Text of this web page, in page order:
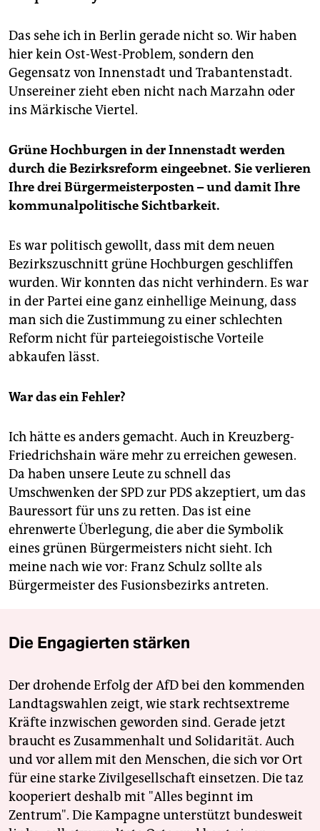
Das sehe ich in Berlin gerade nicht so. Wir haben
hier kein Ost-West-Problem, sondern den
Gegensatz von Innenstadt und Trabantenstadt.
Unsereiner zieht eben nicht nach Marzahn oder
ins Märkische Viertel.
Grüne Hochburgen in der Innenstadt werden
durch die Bezirksreform eingeebnet. Sie verlieren
Ihre drei Bürgermeisterposten – und damit Ihre
kommunalpolitische Sichtbarkeit.
Es war politisch gewollt, dass mit dem neuen
Bezirkszuschnitt grüne Hochburgen geschliffen
wurden. Wir konnten das nicht verhindern. Es war
in der Partei eine ganz einhellige Meinung, dass
man sich die Zustimmung zu einer schlechten
Reform nicht für parteiegoistische Vorteile
abkaufen lässt.
War das ein Fehler?
Ich hätte es anders gemacht. Auch in Kreuzberg-
Friedrichshain wäre mehr zu erreichen gewesen.
Da haben unsere Leute zu schnell das
Umschwenken der SPD zur PDS akzeptiert, um das
Bauressort für uns zu retten. Das ist eine
ehrenwerte Überlegung, die aber die Symbolik
eines grünen Bürgermeisters nicht sieht. Ich
meine nach wie vor: Franz Schulz sollte als
Bürgermeister des Fusionsbezirks antreten.
Die Engagierten stärken
Der drohende Erfolg der AfD bei den kommenden
Landtagswahlen zeigt, wie stark rechtsextreme
Kräfte inzwischen geworden sind. Gerade jetzt
braucht es Zusammenhalt und Solidarität. Auch
und vor allem mit den Menschen, die sich vor Ort
für eine starke Zivilgesellschaft einsetzen. Die taz
kooperiert deshalb mit "Alles beginnt im
Zentrum". Die Kampagne unterstützt bundesweit